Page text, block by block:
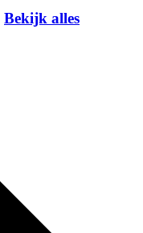
Bekijk alles